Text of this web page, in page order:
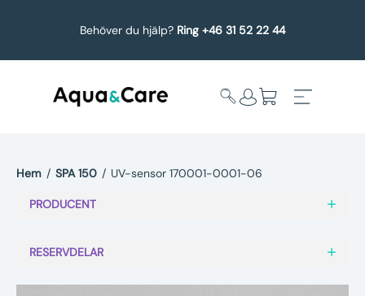
Behöver du hjälp? Ring +46 31 52 22 44
undermeny
Service
Hem / SPA 150 / UV-sensor 170001-0001-06
PRODUCENT
RESERVDELAR